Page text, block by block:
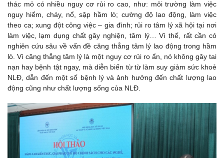
thác mỏ có nhiều nguy cơ rủi ro cao, như: môi trường làm việc
nguy hiểm, cháy, nổ, sập hầm lò; cường độ lao động, làm việc
theo ca; xung đột công việc – gia đình; rủi ro tâm lý xã hội tại nơi
làm việc, lạm dụng chất gây nghiện, tâm lý… Vì thế, rất cần có
nghiên cứu sâu về vấn đề căng thẳng tâm lý lao động trong hầm
lò. Vì căng thẳng tâm lý là một nguy cơ rủi ro ẩn, nó không gây tai
nạn hay bệnh tật ngay, mà diễn biến từ từ làm suy giảm sức khoẻ
NLĐ, dẫn đến một số bệnh lý và ảnh hưởng đến chất lượng lao
động cũng như chất lượng sống của NLĐ.